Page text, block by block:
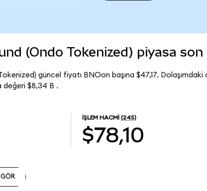
(Ondo Tokenized) piyasa
güncel fiyatı BNOon başına $47,17.
değeri $8,34 B .
İŞLEM HACMI (24S)
$78,10